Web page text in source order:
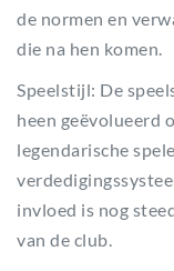
de normen en
die na hen komen.
Speelstijl: De
heen geëvolueerd
legendarische
invloed is nog
van de club.